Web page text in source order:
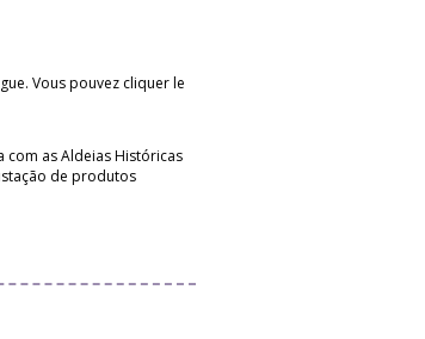
Vous pouvez cliquer le
com as Aldeias Históricas
de produtos